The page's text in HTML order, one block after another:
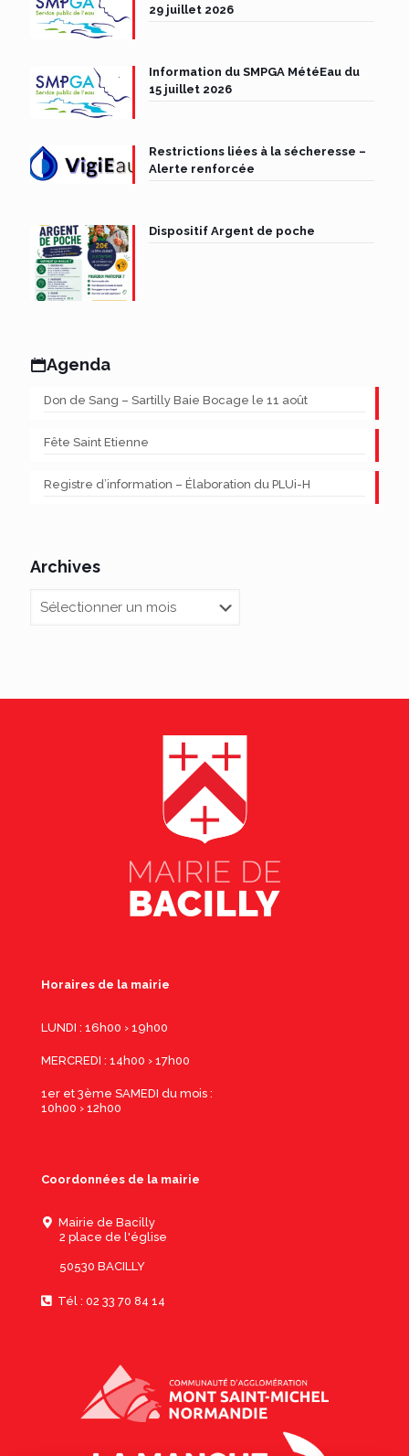
29 juillet 2026
Information du SMPGA MétéEau du
15 juillet 2026
Restrictions liées à la sécheresse –
Alerte renforcée
Dispositif Argent de poche
Agenda
Don de Sang – Sartilly Baie Bocage le 11 août
Fête Saint Etienne
Registre d’information – Élaboration du PLUi-H
Archives
Archives
Horaires de la mairie
LUNDI : 16h00 › 19h00
MERCREDI : 14h00 › 17h00
1er et 3ème SAMEDI du mois :
10h00 › 12h00
Coordonnées de la mairie
Mairie de Bacilly
2 place de l'église
50530 BACILLY
Tél : 02 33 70 84 14